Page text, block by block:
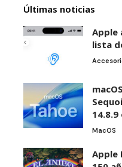
Últimas noticias
Apple
lista
MacOS
Apple